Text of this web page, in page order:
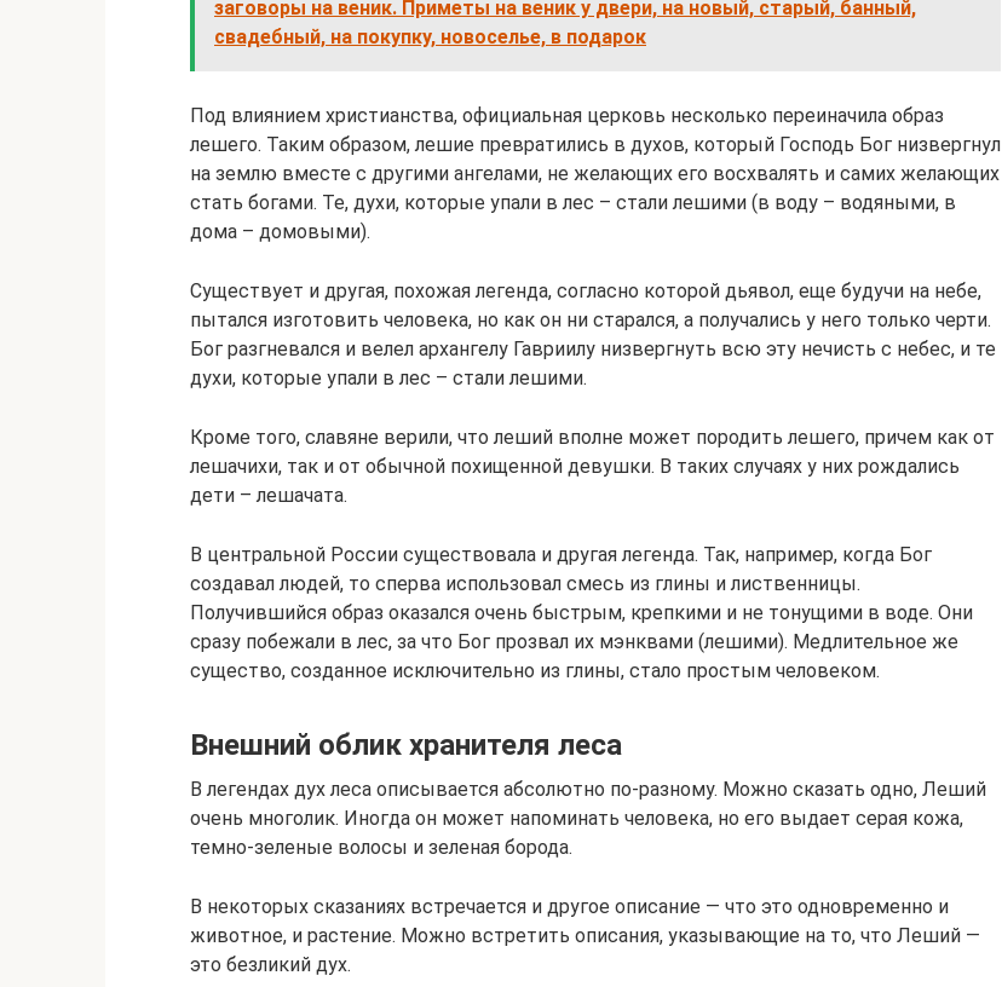
заговоры на веник. Приметы на веник у двери, на новый, старый, банный,
свадебный, на покупку, новоселье, в подарок
Под влиянием христианства, официальная церковь несколько переиначила образ
лешего. Таким образом, лешие превратились в духов, который Господь Бог низвергнул
на землю вместе с другими ангелами, не желающих его восхвалять и самих желающих
стать богами. Те, духи, которые упали в лес – стали лешими (в воду – водяными, в
дома – домовыми).
Существует и другая, похожая легенда, согласно которой дьявол, еще будучи на небе,
пытался изготовить человека, но как он ни старался, а получались у него только черти.
Бог разгневался и велел архангелу Гавриилу низвергнуть всю эту нечисть с небес, и те
духи, которые упали в лес – стали лешими.
Кроме того, славяне верили, что леший вполне может породить лешего, причем как от
лешачихи, так и от обычной похищенной девушки. В таких случаях у них рождались
дети – лешачата.
В центральной России существовала и другая легенда. Так, например, когда Бог
создавал людей, то сперва использовал смесь из глины и лиственницы.
Получившийся образ оказался очень быстрым, крепкими и не тонущими в воде. Они
сразу побежали в лес, за что Бог прозвал их мэнквами (лешими). Медлительное же
существо, созданное исключительно из глины, стало простым человеком.
Внешний облик хранителя леса
В легендах дух леса описывается абсолютно по-разному. Можно сказать одно, Леший
очень многолик. Иногда он может напоминать человека, но его выдает серая кожа,
темно-зеленые волосы и зеленая борода.
В некоторых сказаниях встречается и другое описание — что это одновременно и
животное, и растение. Можно встретить описания, указывающие на то, что Леший —
это безликий дух.